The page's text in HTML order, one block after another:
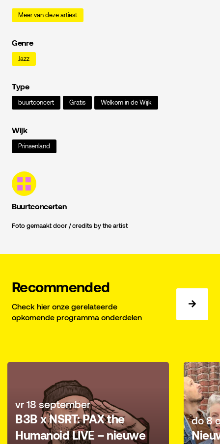
Meer van deze artiest
Genre
Jazz
Type
buurtconcert Gratis Welkom in de Wijk
Wijk
Prinsenland
Buurtconcerten
Foto gemaakt door / credits by the artist
Recommended
Check hier onze gerelateerde
opkomende programma onderdelen
vr 18 september
B3B x NSRT: PAX the
Humanoid LIVE – nieuwe
do 8